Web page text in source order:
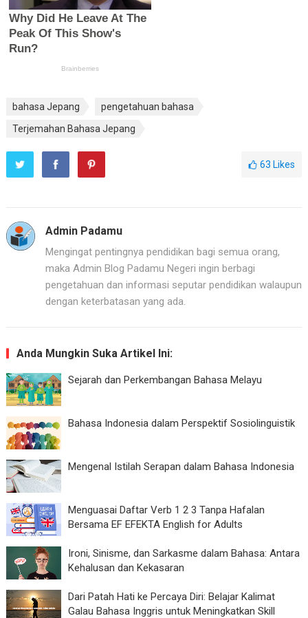
bahasa Jepang
pengetahuan bahasa
Terjemahan Bahasa Jepang
63Likes
Admin Padamu
Mengingat pentingnya pendidikan bagi semua orang,
maka Admin Blog Padamu Negeri ingin berbagi
pengetahuan dan informasi seputar pendidikan walaupun
dengan keterbatasan yang ada.
Anda Mungkin Suka Artikel Ini:
Sejarah dan Perkembangan Bahasa Melayu
Bahasa Indonesia dalam Perspektif Sosiolinguistik
Mengenal Istilah Serapan dalam Bahasa Indonesia
Menguasai Daftar Verb 1 2 3 Tanpa Hafalan
Bersama EF EFEKTA English for Adults
Ironi, Sinisme, dan Sarkasme dalam Bahasa: Antara
Kehalusan dan Kekasaran
Dari Patah Hati ke Percaya Diri: Belajar Kalimat
Galau Bahasa Inggris untuk Meningkatkan Skill